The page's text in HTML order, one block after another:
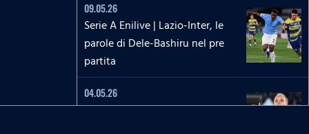
09.05.26
Serie A Enilive | Lazio-Inter, le
parole di Dele-Bashiru nel pre
partita
04.05.26
Serie A Enilive | Cremonese-